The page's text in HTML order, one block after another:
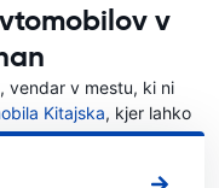
v
vendar v mestu, ki ni
Kitajska, kjer lahko
najeti avto.